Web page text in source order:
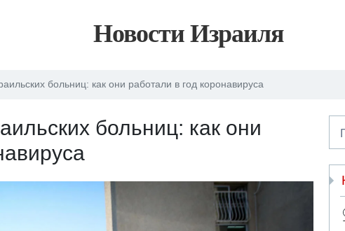
Новости Израиля
больниц: как они работали в год коронавируса
больниц: как они